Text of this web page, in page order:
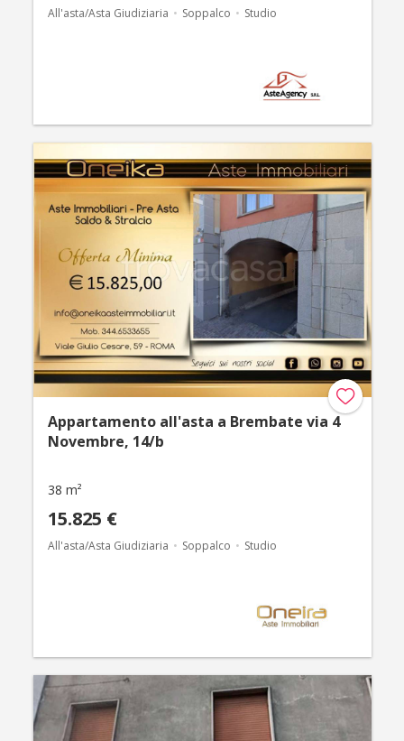
All'asta/Asta Giudiziaria Soppalco Studio
Appartamento all'asta a Brembate via 4
Novembre, 14/b
38 m²
15.825 €
All'asta/Asta Giudiziaria Soppalco Studio